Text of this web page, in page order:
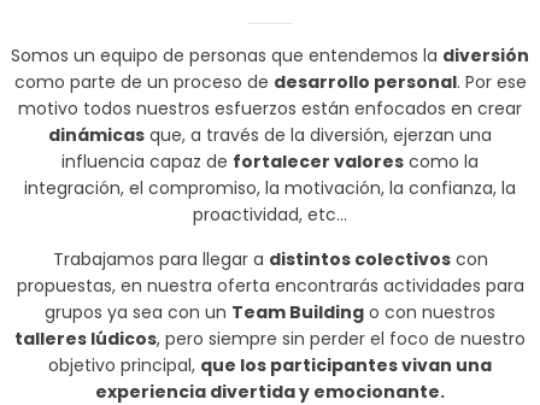
Somos un equipo de personas que entendemos la diversión
como parte de un proceso de desarrollo personal. Por ese
motivo todos nuestros esfuerzos están enfocados en crear
dinámicas que, a través de la diversión, ejerzan una
influencia capaz de fortalecer valores como la
integración, el compromiso, la motivación, la confianza, la
proactividad, etc…
Trabajamos para llegar a distintos colectivoscon
propuestas, en nuestra oferta encontrarás actividades para
grupos ya sea con un Team Building o con nuestros
talleres lúdicos, pero siempre sin perder el foco de nuestro
objetivo principal, que los participantes vivan una
experiencia divertida y emocionante.